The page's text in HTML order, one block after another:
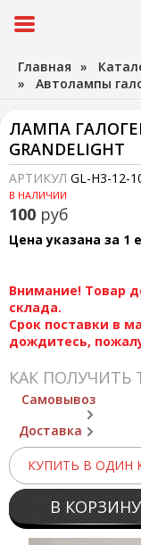
Главная »
» Автолампы
ЛАМПА
GRANDELIGHT
АРТИКУЛ GL-H3-12-
В НАЛИЧИИ
100 руб
Цена указана за 1
Внимание! Товар
склада.
Срок поставки в
дождитесь,
КАК ПОЛУЧИТЬ
Самовывоз
Доставка
КУПИТЬ В ОДИН
В КОРЗИНУ